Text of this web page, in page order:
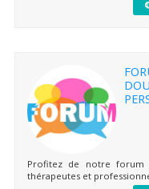
Profitez de notre forum
thérapeutes et